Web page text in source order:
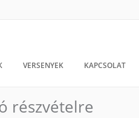
VERSENYEK KAPCSOLAT
részvételre